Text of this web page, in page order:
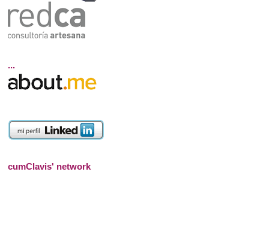
...
cumClavis' network